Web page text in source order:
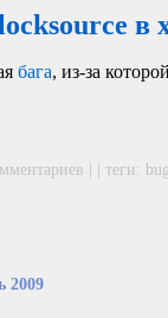
в
бага, из-за
| | теги:
2009